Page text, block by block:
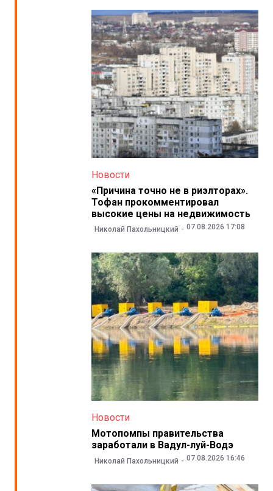
Новости
«Причина точно не в риэлторах».
Тофан прокомментировал
высокие цены на недвижимость
Николай Пахольницкий 07.08.2026 17:08
Новости
Мотопомпы правительства
заработали в Вадул-луй-Водэ
Николай Пахольницкий 07.08.2026 16:46